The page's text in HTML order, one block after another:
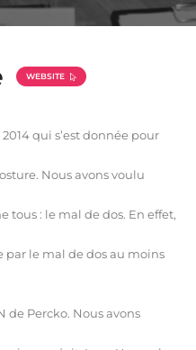
WEBSITE
qui s’est donnée pour
Nous avons voulu
tous : le mal de dos. En effet,
le mal de dos au moins
de Percko. Nous avons